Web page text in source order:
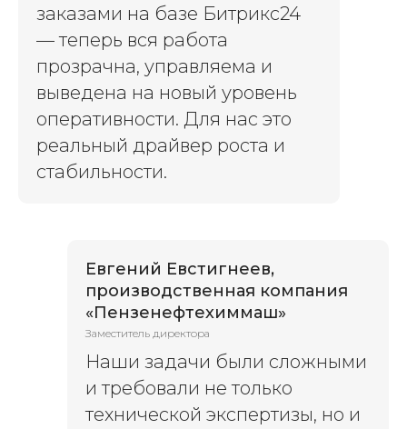
заказами на базе Битрикс24
— теперь вся работа
прозрачна, управляема и
выведена на новый уровень
оперативности. Для нас это
реальный драйвер роста и
стабильности.
Евгений Евстигнеев,
производственная компания
«Пензенефтехиммаш»
Заместитель директора
Наши задачи были сложными
и требовали не только
технической экспертизы, но и